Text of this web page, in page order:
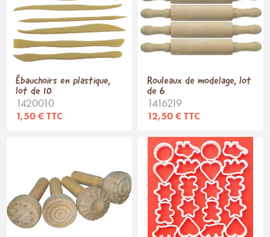
Ébauchoirs en plastique,
lot de 10
1420010
1,50 € TTC
Rouleaux de modelage, lot
de 6
1416219
12,50 € TTC